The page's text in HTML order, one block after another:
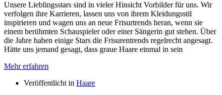
Unsere Lieblingsstars sind in vieler Hinsicht Vorbilder für uns. Wir
verfolgen ihre Karrieren, lassen uns von ihrem Kleidungsstil
inspirieren und wagen uns an neue Frisurtrends heran, wenn sie
einem berühmten Schauspieler oder einer Sängerin gut stehen. Über
die Jahre haben einige Stars die Frisurentrends regelrecht angesagt.
Hätte uns jemand gesagt, dass graue Haare einmal in sein
Mehr erfahren
Veröffentlicht in Haare